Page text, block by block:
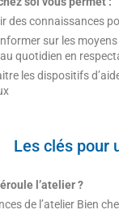
des connaissances
sur les
quotidien en
les dispositifs
Les clés pour
l’atelier ?
de l’atelier Bien